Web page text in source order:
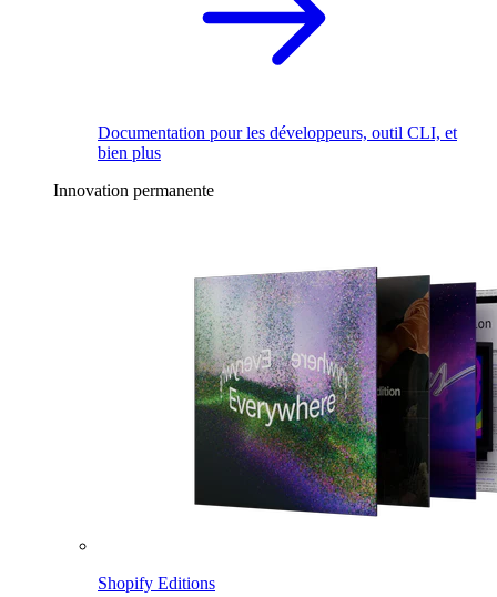
Documentation pour les développeurs, outil CLI, et
bien plus
Innovation permanente
Shopify Editions